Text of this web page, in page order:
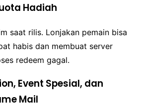
Hadiah
saat rilis. Lonjakan pemain bisa
habis dan membuat server
redeem gagal.
Event Spesial, dan
Mail